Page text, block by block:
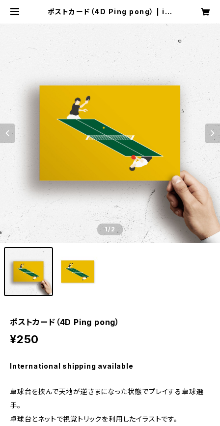
ポストカード（4D Ping pong） | im
1/2
ポストカード（4D Ping pong）
¥250
International shipping available
卓球台を挟んで天地が逆さまになった状態でプレイする卓球選
手。
卓球台とネットで視覚トリックを利用したイラストです。